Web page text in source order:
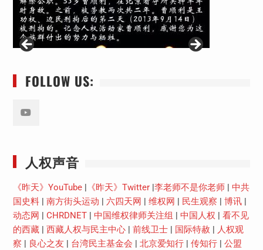
FOLLOW US:
人权声音
《昨天》YouTube| 《昨天》Twitter| 李老师不是你老师| 中共
国史料| 南方街头运动 六四天网 维权网 民生观察 博讯|
动态网
CHRDNET| 中国维权律师关注组 中国人权
看不见
的西藏| 西藏人权与民主中心| 前线卫士| 国际特赦
人权观
察
良心之友 台湾民主基金会 北京爱知行| 传知行| 公盟